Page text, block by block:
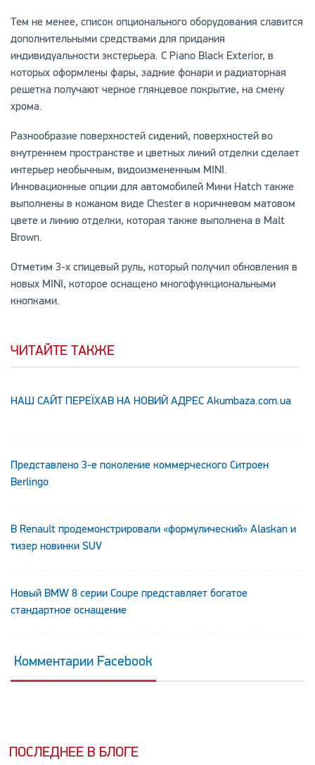
Тем не менее, список опционального оборудования славится
дополнительными средствами для придания
индивидуальности экстерьера. С Piano Black Exterior, в
которых оформлены фары, задние фонари и радиаторная
решетка получают черное глянцевое покрытие, на смену
хрома.
Разнообразие поверхностей сидений, поверхностей во
внутреннем пространстве и цветных линий отделки сделает
интерьер необычным, видоизмененным MINI.
Инновационные опции для автомобилей Мини Hatch также
выполнены в кожаном виде Chester в коричневом матовом
цвете и линию отделки, которая также выполнена в Malt
Brown.
Отметим 3-х спицевый руль, который получил обновления в
новых MINI, которое оснащено многофункциональными
кнопками.
ЧИТАЙТЕ ТАКЖЕ
НАШ САЙТ ПЕРЕЇХАВ НА НОВИЙ АДРЕС Аkumbaza.com.ua
Представлено 3-е поколение коммерческого Ситроен
Berlingo
В Renault продемонстрировали «формулический» Alaskan и
тизер новинки SUV
Новый BMW 8 серии Coupe представляет богатое
стандартное оснащение
Комментарии Facebook
ПОСЛЕДНЕЕ В БЛОГЕ